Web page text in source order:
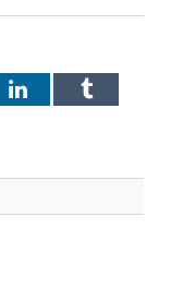
LinkedInTumblr